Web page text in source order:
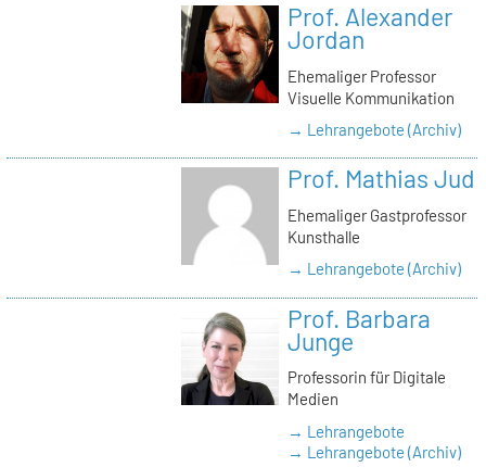
Prof. Alexander
Jordan
Ehemaliger Professor
Visuelle Kommunikation
→ Lehrangebote (Archiv)
Prof. Mathias Jud
Ehemaliger Gastprofessor
Kunsthalle
→ Lehrangebote (Archiv)
Prof. Barbara
Junge
Professorin für Digitale
Medien
→ Lehrangebote
→ Lehrangebote (Archiv)